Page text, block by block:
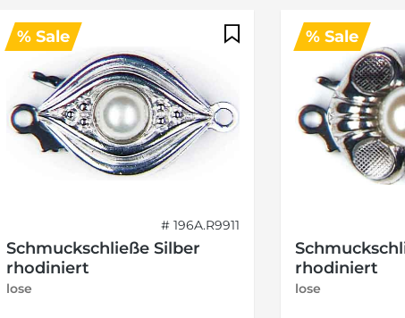
% Sale
# 196A.R9911
Schmuckschließe Silber
rhodiniert
lose
% Sale
rhodiniert
lose